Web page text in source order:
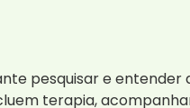
pesquisar e entender
terapia,